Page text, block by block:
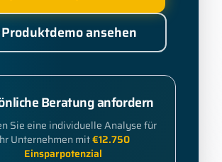
Produktdemo ansehen
Beratung anfordern
Sie eine individuelle Analyse für
Unternehmen mit€12.750
Einsparpotenzial